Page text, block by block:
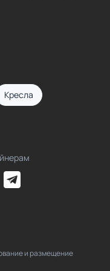
Кресла
и размещение